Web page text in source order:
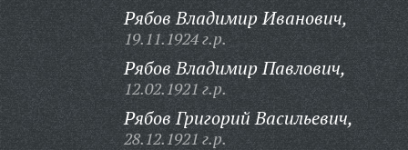
Рябов Владимир Иванович,
19.11.1924 г.р.
Рябов Владимир Павлович,
12.02.1921 г.р.
Рябов Григорий Васильевич,
28.12.1921 г.р.